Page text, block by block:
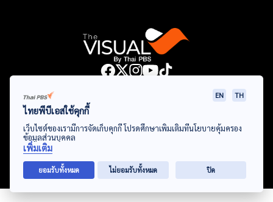
Data Viz Topics
© Thai Public Broadcasting Service. All Rights Reserved
2024
ไทยพีบีเอสใช้คุกกี้
EN TH
เว็บไซต์ของเรามีการจัดเก็บคุกกี้ โปรดศึกษาเพิ่มเติมที่นโยบายคุ้มครอง
ข้อมูลส่วนบุคคล
เพิ่มเติม
ยอมรับทั้งหมด ไม่ยอมรับทั้งหมด ปิด